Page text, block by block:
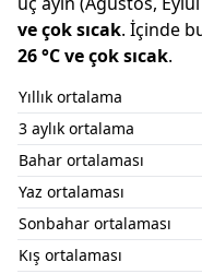
veçok sıcak. İçinde
26°C veçok sıcak.
Yıllık ortalama
3 aylık ortalama
Bahar ortalaması
Yaz ortalaması
Sonbahar ortalaması
Kış ortalaması